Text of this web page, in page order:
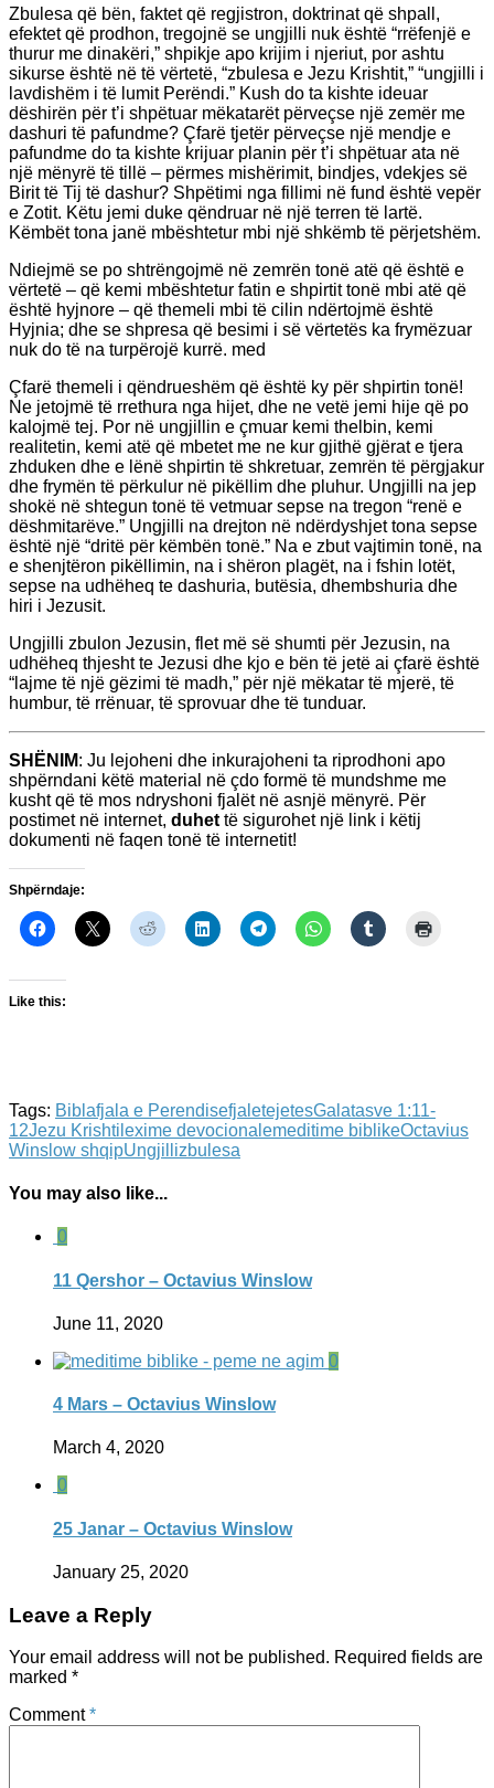
Zbulesa që bën, faktet që regjistron, doktrinat që shpall,
efektet që prodhon, tregojnë se ungjilli nuk është “rrëfenjë e
thurur me dinakëri,” shpikje apo krijim i njeriut, por ashtu
sikurse është në të vërtetë, “zbulesa e Jezu Krishtit,” “ungjilli i
lavdishëm i të lumit Perëndi.” Kush do ta kishte ideuar
dëshirën për t’i shpëtuar mëkatarët përveçse një zemër me
dashuri të pafundme? Çfarë tjetër përveçse një mendje e
pafundme do ta kishte krijuar planin për t’i shpëtuar ata në
një mënyrë të tillë – përmes mishërimit, bindjes, vdekjes së
Birit të Tij të dashur? Shpëtimi nga fillimi në fund është vepër
e Zotit. Këtu jemi duke qëndruar në një terren të lartë.
Këmbët tona janë mbështetur mbi një shkëmb të përjetshëm.
Ndiejmë se po shtrëngojmë në zemrën tonë atë që është e
vërtetë – që kemi mbështetur fatin e shpirtit tonë mbi atë që
është hyjnore – që themeli mbi të cilin ndërtojmë është
Hyjnia; dhe se shpresa që besimi i së vërtetës ka frymëzuar
nuk do të na turpërojë kurrë. med
Çfarë themeli i qëndrueshëm që është ky për shpirtin tonë!
Ne jetojmë të rrethura nga hijet, dhe ne vetë jemi hije që po
kalojmë tej. Por në ungjillin e çmuar kemi thelbin, kemi
realitetin, kemi atë që mbetet me ne kur gjithë gjërat e tjera
zhduken dhe e lënë shpirtin të shkretuar, zemrën të përgjakur
dhe frymën të përkulur në pikëllim dhe pluhur. Ungjilli na jep
shokë në shtegun tonë të vetmuar sepse na tregon “renë e
dëshmitarëve.” Ungjilli na drejton në ndërdyshjet tona sepse
është një “dritë për këmbën tonë.” Na e zbut vajtimin tonë, na
e shenjtëron pikëllimin, na i shëron plagët, na i fshin lotët,
sepse na udhëheq te dashuria, butësia, dhembshuria dhe
hiri i Jezusit.
Ungjilli zbulon Jezusin, flet më së shumti për Jezusin, na
udhëheq thjesht te Jezusi dhe kjo e bën të jetë ai çfarë është
“lajme të një gëzimi të madh,” për një mëkatar të mjerë, të
humbur, të rrënuar, të sprovuar dhe të tunduar.
SHËNIM: Ju lejoheni dhe inkurajoheni ta riprodhoni apo
shpërndani këtë material në çdo formë të mundshme me
kusht që të mos ndryshoni fjalët në asnjë mënyrë. Për
postimet në internet, duhet të sigurohet një link i këtij
dokumenti në faqen tonë të internetit!
Shpërndaje:
Like this:
Tags: Biblafjala e PerendisefjaletejetesGalatasve 1:11-
12Jezu Krishti lexime devocionalemeditime biblikeOctavius
Winslow shqipUngjillizbulesa
You may also like...
0
11 Qershor – Octavius Winslow
June 11, 2020
0
4 Mars – Octavius Winslow
March 4, 2020
0
25 Janar – Octavius Winslow
January 25, 2020
Leave a Reply
Your email address will not be published. Required fields are
marked *
Comment*